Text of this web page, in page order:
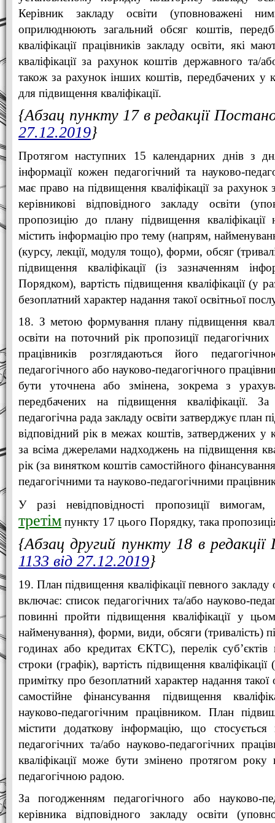
Керівник закладу освіти (уповноважені
оприлюднюють загальний обсяг коштів,
кваліфікації працівників закладу освіти, які
кваліфікації за рахунок коштів державного та/
також за рахунок інших коштів, передбачених у
для підвищення кваліфікації.
{Абзац пункту 17 в редакції
27.12.2019}
Протягом наступних 15 календарних днів з
інформації кожен педагогічний та науково-
має право на підвищення кваліфікації за рахунок
керівникові відповідного закладу освіти
пропозицію до плану підвищення кваліфікації
містить інформацію про тему (напрям,
(курсу, лекції, модуля тощо), форми, обсяг
підвищення кваліфікації (із зазначенням
Порядком), вартість підвищення кваліфікації (у
безоплатний характер надання такої освітньої
18. З метою формування плану підвищення
освіти на поточний рік пропозиції педагогічних
працівників розглядаються його
педагогічного або науково-педагогічного
бути уточнена або змінена, зокрема з
передбачених на підвищення кваліфікації. За
педагогічна рада закладу освіти затверджує план
відповідний рік в межах коштів, затверджених у
за всіма джерелами надходжень на підвищення
рік (за винятком коштів самостійного
педагогічними та науково-педагогічними
У разі невідповідності пропозиції
третім пункту 17 цього Порядку, така
{Абзац другий пункту 18 в
1133 від 27.12.2019}
19. План підвищення кваліфікації певного закладу
включає: список педагогічних та/або науково-
повинні пройти підвищення кваліфікації у
найменування), форми, види, обсяги (тривалість)
годинах або кредитах ЄКТС), перелік суб’єктів
строки (графік), вартість підвищення
примітку про безоплатний характер надання такої
самостійне фінансування підвищення
науково-педагогічним працівником. План
містити додаткову інформацію, що стосується
педагогічних та/або науково-педагогічних
кваліфікації може бути змінено протягом
педагогічною радою.
За погодженням педагогічного або науково-
керівника відповідного закладу освіти